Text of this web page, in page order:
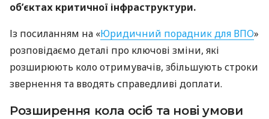
об’єктах критичної інфраструктури.
Із посиланням на «Юридичний порадник для ВПО»
розповідаємо деталі про ключові зміни, які
розширюють коло отримувачів, збільшують строки
звернення та вводять справедливі доплати.
Розширення кола осіб та нові умови